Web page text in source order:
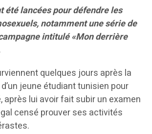
été lancées pour défendre les
notamment une série de
intitulé «Mon derrière
quelques jours après la
jeune étudiant tunisien pour
après lui avoir fait subir un examen
censé prouver ses activités